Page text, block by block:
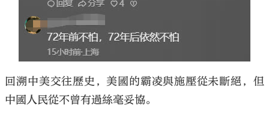
回溯中美交往歷史，美國的霸凌與施壓從未斷絕，但
中國人民從不曾有過絲毫妥協。